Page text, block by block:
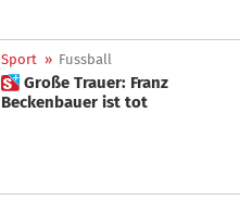
Sport » Fussball
 Große Trauer: Franz
Beckenbauer ist tot